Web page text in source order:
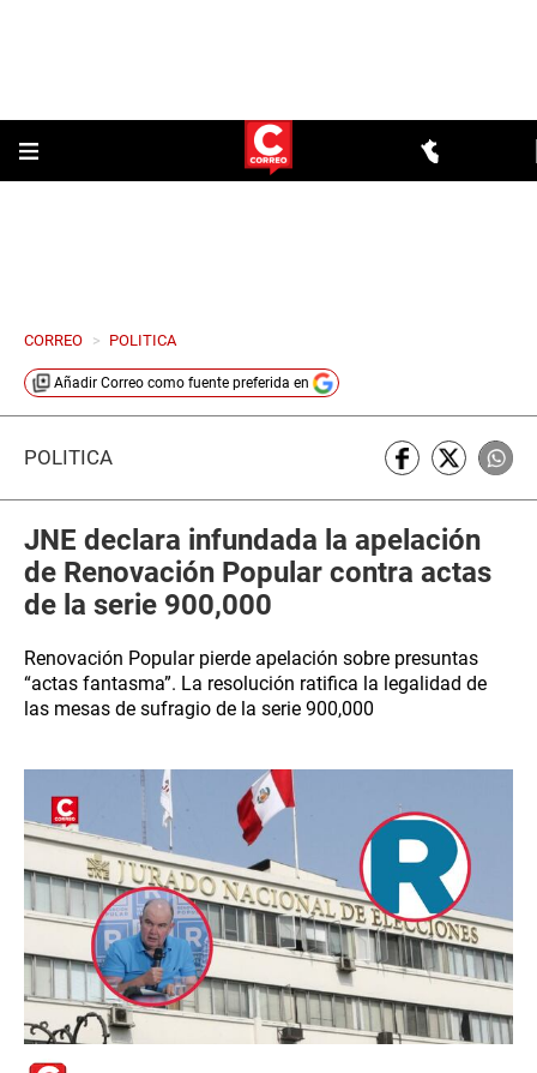
CORREO > POLITICA
Añadir Correo como fuente preferida en
POLÍTICA
JNE declara infundada la apelación
de Renovación Popular contra actas
de la serie 900,000
Renovación Popular pierde apelación sobre presuntas
“actas fantasma”. La resolución ratifica la legalidad de
las mesas de sufragio de la serie 900,000